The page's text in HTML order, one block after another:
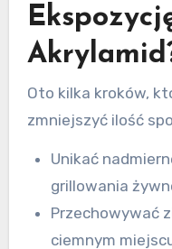
Oto kilka kroków,
zmniejszyć ilość
Unikać
grillowania
Przechowywać
ciemnym